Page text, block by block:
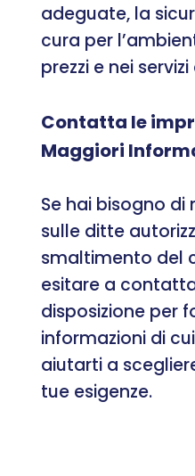
adeguate, la
cura per
prezzi e nei
Contatta le
Maggiori
Se hai bisogno
sulle ditte
smaltimento del
esitare a
disposizione per
informazioni di
aiutarti a
tue esigenze.